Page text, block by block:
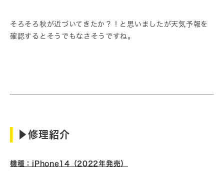
そろそろ秋が近づいてきたか？！と思いましたが天気予報を
確認するとそうでもなさそうですね。
▶︎修理紹介
機種：iPhone14（2022年発売）